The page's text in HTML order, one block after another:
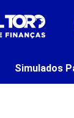
Simulados